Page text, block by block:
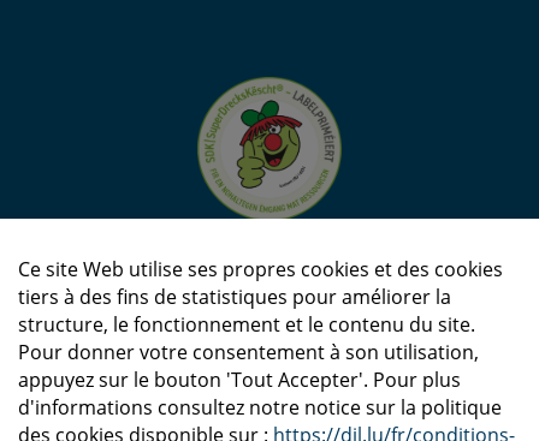
Ce site Web utilise ses propres cookies et des cookies
tiers à des fins de statistiques pour améliorer la
structure, le fonctionnement et le contenu du site.
Pour donner votre consentement à son utilisation,
appuyez sur le bouton 'Tout Accepter'. Pour plus
d'informations consultez notre notice sur la politique
des cookies disponible sur : https://dil.lu/fr/conditions-